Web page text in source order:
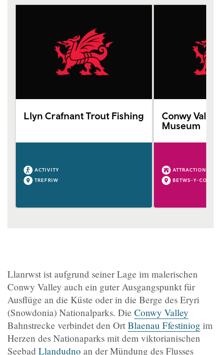
Llyn Crafnant Trout Fishing
ACTIVITY
TREFRIW
Conwy Valley
Museum
ATTRACTION
BETWS-Y-COED
Llanrwst ist aufgrund seiner Lage im malerischen
Conwy Valley auch ein guter Ausgangspunkt für
Ausflüge an die Küste oder in die Berge des Eryri
(Snowdonia) Nationalparks. Die Conwy Valley
Bahnstrecke verbindet den Ort Blaenau Ffestiniog im
Herzen des Nationaparks mit dem viktorianischen
Seebad Llandudno an der Mündung des Flusses